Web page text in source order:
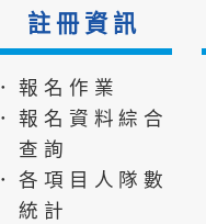
註冊資訊
．報名作業
．報名資料綜合
查詢
．各項目人隊數
統計